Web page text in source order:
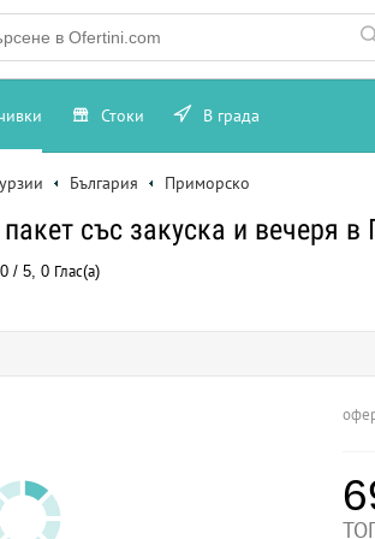
Стоки В града
България Приморско
със закуска и вечеря
0 / 5, 0 Глас(а)